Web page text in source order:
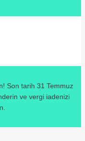
Son tarih 31 Temmuz
ve vergi iadenizi